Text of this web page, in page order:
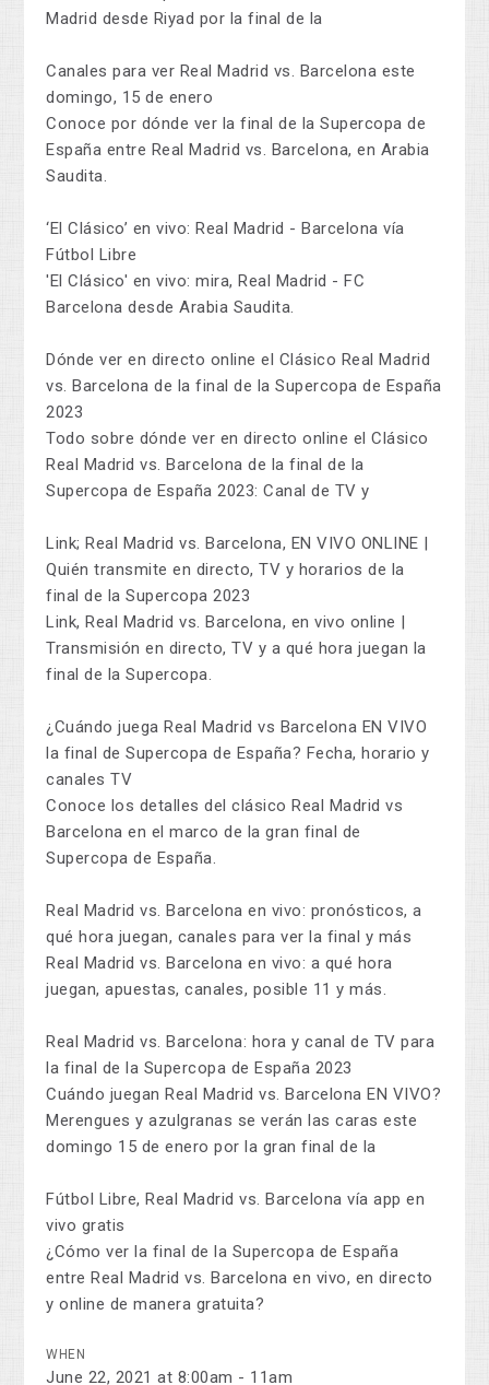
Madrid desde Riyad por la final de la
Canales para ver Real Madrid vs. Barcelona este
domingo, 15 de enero
Conoce por dónde ver la final de la Supercopa de
España entre Real Madrid vs. Barcelona, en Arabia
Saudita.
‘El Clásico’ en vivo: Real Madrid - Barcelona vía
Fútbol Libre
'El Clásico' en vivo: mira, Real Madrid - FC
Barcelona desde Arabia Saudita.
Dónde ver en directo online el Clásico Real Madrid
vs. Barcelona de la final de la Supercopa de España
2023
Todo sobre dónde ver en directo online el Clásico
Real Madrid vs. Barcelona de la final de la
Supercopa de España 2023: Canal de TV y
Link; Real Madrid vs. Barcelona, EN VIVO ONLINE |
Quién transmite en directo, TV y horarios de la
final de la Supercopa 2023
Link, Real Madrid vs. Barcelona, en vivo online |
Transmisión en directo, TV y a qué hora juegan la
final de la Supercopa.
¿Cuándo juega Real Madrid vs Barcelona EN VIVO
la final de Supercopa de España? Fecha, horario y
canales TV
Conoce los detalles del clásico Real Madrid vs
Barcelona en el marco de la gran final de
Supercopa de España.
Real Madrid vs. Barcelona en vivo: pronósticos, a
qué hora juegan, canales para ver la final y más
Real Madrid vs. Barcelona en vivo: a qué hora
juegan, apuestas, canales, posible 11 y más.
Real Madrid vs. Barcelona: hora y canal de TV para
la final de la Supercopa de España 2023
Cuándo juegan Real Madrid vs. Barcelona EN VIVO?
Merengues y azulgranas se verán las caras este
domingo 15 de enero por la gran final de la
Fútbol Libre, Real Madrid vs. Barcelona vía app en
vivo gratis
¿Cómo ver la final de la Supercopa de España
entre Real Madrid vs. Barcelona en vivo, en directo
y online de manera gratuita?
WHEN
June 22, 2021 at 8:00am - 11am